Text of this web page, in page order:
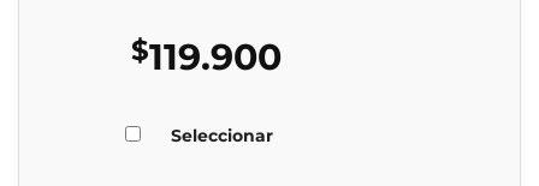
$119.900
Seleccionar